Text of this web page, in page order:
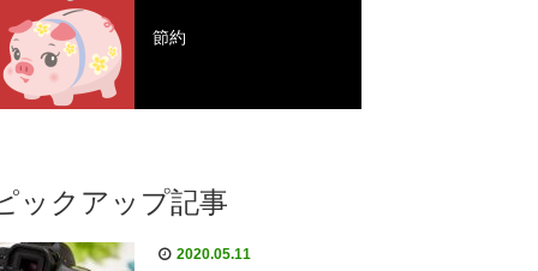
節約
ックアップ記事
2020.05.11